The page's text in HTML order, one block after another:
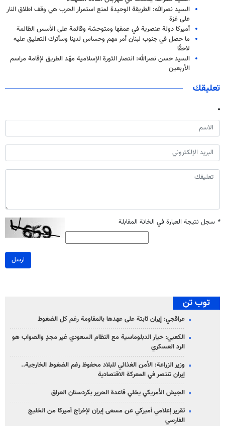
السيد نصرالله: الطريقة الوحيدة لمنع استمرار الحرب هي وقف اطلاق النار
على غزة
أميركا دولة عنصرية في عمقها ومتوحشة وقائمة على الأسس الظالمة
ما حصل في جنوب لبنان أمر مهم وحساس لدينا وسأترك التعليق عليه
لاحقًا
السيد حسن نصرالله: انتصار الثورة الإسلامية مهّد الطريق لإقامة مراسم
الأربعين
تعليقك
* سجل نتيجة العبارة في الخانة المقابلة
ارسل
توب تن
عراقجي: إيران ثابتة على عهدها بالمقاومة رغم كل الضغوط
الكعبي: خيار الدبلوماسية مع النظام السعودي غير مجدٍ والصواب هو
الرد العسكري
وزير الزراعة: الأمن الغذائي للبلاد محفوظ رغم الضغوط الخارجية..
إيران تنتصر في المعركة الاقتصادية
الجيش الأمريكي يخلي قاعدة الحرير بكردستان العراق
تقرير إعلامي أميركي عن مسعى إيران لإخراج أميركا من الخليج
الفارسي